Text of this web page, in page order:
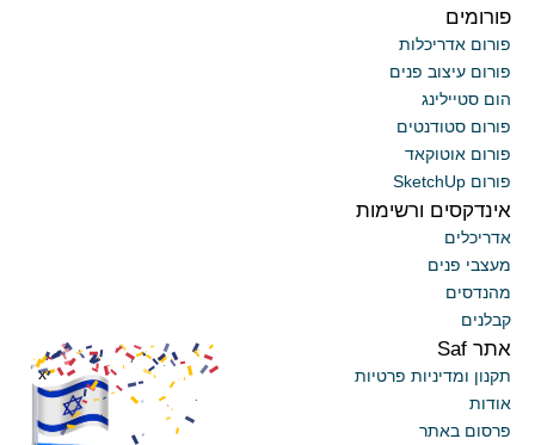
פורומים
פורום אדריכלות
פורום עיצוב פנים
הום סטיילינג
פורום סטודנטים
פורום אוטוקאד
פורום SketchUp
אינדקסים ורשימות
אדריכלים
מעצבי פנים
מהנדסים
קבלנים
אתר Saf
תקנון ומדיניות פרטיות
אודות
פרסום באתר
x